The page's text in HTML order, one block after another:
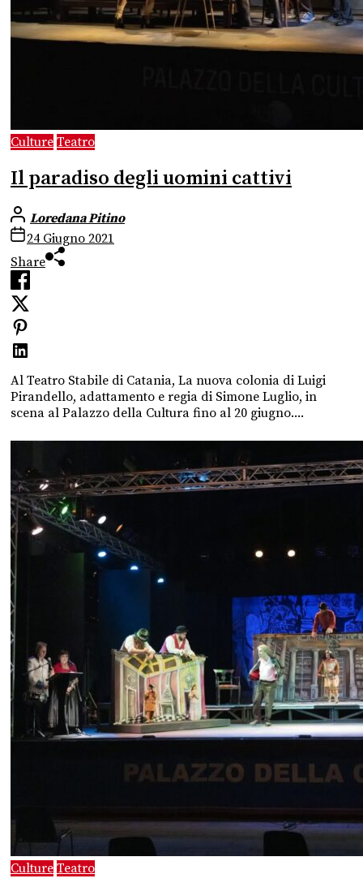
Culture Teatro
Il paradiso degli uomini cattivi
Loredana Pitino
24 Giugno 2021
Share
Al Teatro Stabile di Catania, La nuova colonia di Luigi
Pirandello, adattamento e regia di Simone Luglio, in
scena al Palazzo della Cultura fino al 20 giugno....
Culture Teatro